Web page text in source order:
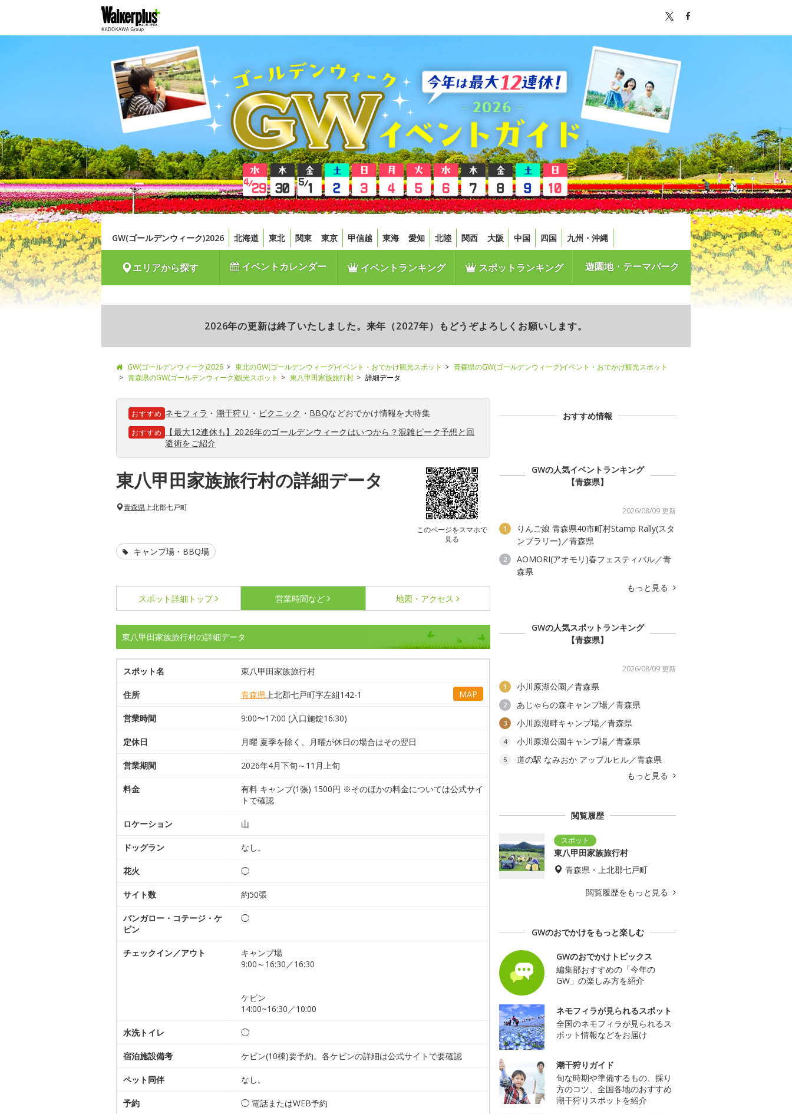
GW(ゴールデンウィーク)2026 北海道 東北 関東 東京 甲信越 東海 愛知 北陸 関西 大阪 中国 四国 九州・沖縄
エリアから探す イベントカレンダー イベントランキング スポットランキング 遊園地・テーマパーク
2026年の更新は終了いたしました。来年（2027年）もどうぞよろしくお願いします。
GW(ゴールデンウィーク)2026 東北のGW(ゴールデンウィーク)イベント・おでかけ観光スポット
青森県のGW(ゴールデンウィーク)イベント・おでかけ観光スポット
青森県のGW(ゴールデンウィーク)観光スポット
東八甲田家族旅行村 詳細データ
おすすめ ネモフィラ ・ 潮干狩り ・ ピクニック ・ BBQなどおでかけ情報を大特集
おすすめ
【最大12連休も】2026年のゴールデンウィークはいつから？混雑ピーク予想と回
避術をご紹介
東八甲田家族旅行村の詳細データ
このページをスマホで
見る
青森県上北郡七戸町
キャンプ場・BBQ場
スポット詳細 トップ 営業時間など 地図・アクセス
東八甲田家族旅行村の詳細データ
スポット名 東八甲田家族旅行村
住所 青森県上北郡七戸町字左組142-1 MAP
営業時間 9:00〜17:00 (入口施錠16:30)
定休日 月曜 夏季を除く。月曜が休日の場合はその翌日
営業期間 2026年4月下旬～11月上旬
料金
有料 キャンプ(1張) 1500円 ※そのほかの料金については公式サイ
トで確認
ロケーション 山
ドッグラン なし。
花火 ◯
サイト数 約50張
バンガロー・コテージ・ケ
ビン
◯
チェックイン／アウト
キャンプ場
9:00～16:30／16:30
ケビン
14:00~16:30／10:00
水洗トイレ ◯
宿泊施設備考 ケビン(10棟)要予約。各ケビンの詳細は公式サイトで要確認
ペット同伴 なし。
予約 ◯ 電話またはWEB予約
おすすめ情報
GWの人気イベントランキング
【青森県】
2026/08/09 更新
1
りんご娘 青森県40市町村Stamp Rally(スタ
ンプラリー)／青森県
2
AOMORI(アオモリ)春フェスティバル／青
森県
もっと見る
GWの人気スポットランキング
【青森県】
2026/08/09 更新
1 小川原湖公園／青森県
2 あじゃらの森キャンプ場／青森県
3 小川原湖畔キャンプ場／青森県
4 小川原湖公園キャンプ場／青森県
5
道の駅 なみおか アップルヒル／青森県
もっと見る
閲覧履歴
東八甲田家族旅行村
青森県・上北郡七戸町
閲覧履歴をもっと見る
GWのおでかけをもっと楽しむ
GWのおでかけトピックス
編集部おすすめの「今年の
GW」の楽しみ方を紹介
ネモフィラが見られるスポット
全国のネモフィラが見られるス
ポット情報などをお届け
潮干狩りガイド
旬な時期や準備するもの、採り
方のコツ、全国各地のおすすめ
潮干狩りスポットを紹介